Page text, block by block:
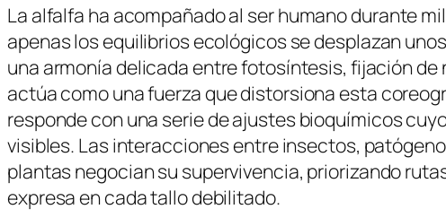
La alfalfa ha acompañado al ser humano durante
apenas los equilibrios ecológicos se desplazan
una armonía delicada entre fotosíntesis, fijación
actúa como una fuerza que distorsiona esta
responde con una serie de ajustes bioquímicos
visibles. Las interacciones entre insectos,
plantas negocian su supervivencia, priorizando
expresa en cada tallo debilitado.